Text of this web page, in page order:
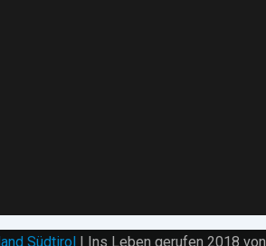
Südtirol | Ins Leben gerufen 2018 von